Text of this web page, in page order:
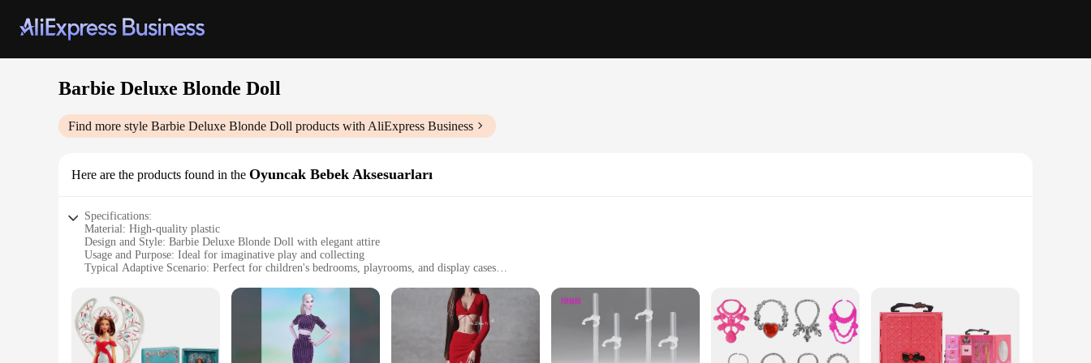
Barbie Deluxe Blonde Doll
Find more style Barbie Deluxe Blonde Doll products with AliExpress Business
Here are the products found in the Oyuncak Bebek Aksesuarları
Specifications:
Material: High-quality plastic
Design and Style: Barbie Deluxe Blonde Doll with elegant attire
Usage and Purpose: Ideal for imaginative play and collecting
Typical Adaptive Scenario: Perfect for children's bedrooms, playrooms, and display cases
Performance and Property: Durable and designed to withstand active play
Features:
**Unleash the Imagination**
The Barbie Deluxe Blonde Doll is a treasure trove for children and collectors alike. This exquisite doll, with its blonde hair and stylish outfit, invites children to embark on adventures and explore their